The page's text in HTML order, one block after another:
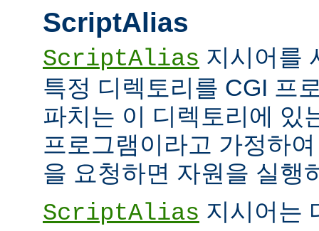
ScriptAlias
ScriptAlias 지시어를
특정 디렉토리를 CGI 프
파치는 이 디렉토리에 있
프로그램이라고 가정하
을 요청하면 자원을 실행
ScriptAlias 지시어는